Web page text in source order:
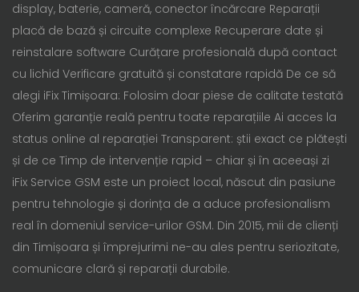
display, baterie, cameră, conector încărcare Reparații
placă de bază și circuite complexe Recuperare date și
reinstalare software Curățare profesională după contact
cu lichid Verificare gratuită și constatare rapidă De ce să
alegi iFix Timișoara: Folosim doar piese de calitate testată
Oferim garanție reală pentru toate reparațiile Ai acces la
status online al reparației Transparent: știi exact ce plătești
și de ce Timp de intervenție rapid – chiar și în aceeași zi
iFix Service GSM este un proiect local, născut din pasiune
pentru tehnologie și dorința de a aduce profesionalism
real în domeniul service-urilor GSM. Din 2015, mii de clienți
din Timișoara și împrejurimi ne-au ales pentru seriozitate,
comunicare clară și reparații durabile.